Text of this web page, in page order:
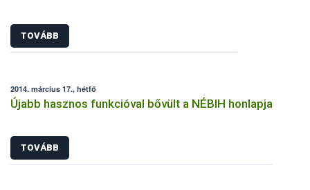
TOVÁBB
2014. március 17., hétfő
Újabb hasznos funkcióval bővült a NÉBIH honlapja
TOVÁBB